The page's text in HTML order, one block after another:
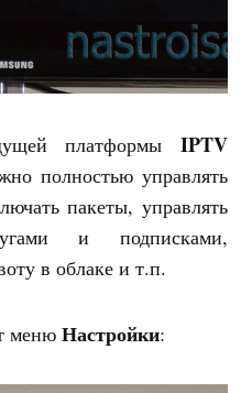
платформы IPTV
полностью управлять
пакеты, управлять
и подписками,
в облаке и т.п.
менюНастройки: